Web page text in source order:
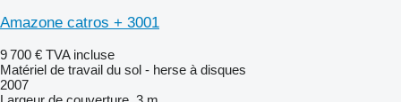
Amazone catros + 3001
9 700 € TVA incluse
Matériel de travail du sol - herse à disques
2007